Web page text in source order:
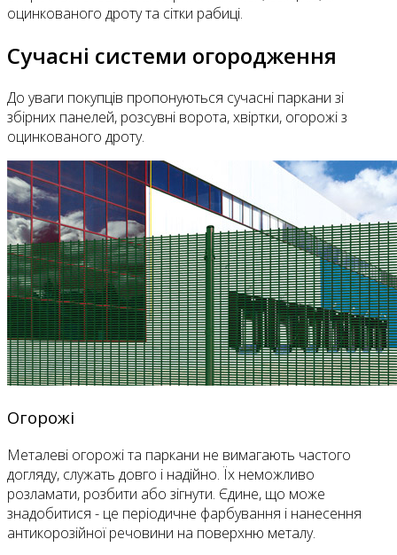
оцинкованого дроту та сітки рабиці.
Сучасні системи огородження
До уваги покупців пропонуються сучасні паркани зі
збірних панелей, розсувні ворота, хвіртки, огорожі з
оцинкованого дроту.
Огорожі
Металеві огорожі та паркани не вимагають частого
догляду, служать довго і надійно. Їх неможливо
розламати, розбити або зігнути. Єдине, що може
знадобитися - це періодичне фарбування і нанесення
антикорозійної речовини на поверхню металу.